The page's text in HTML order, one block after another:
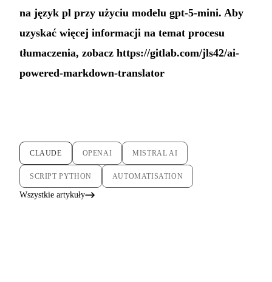
na język pl przy użyciu modelu gpt-5-mini. Aby
uzyskać więcej informacji na temat procesu
tłumaczenia, zobacz https://gitlab.com/jls42/ai-
powered-markdown-translator
CLAUDE OPENAI MISTRAL AI
SCRIPT PYTHON AUTOMATISATION
Wszystkie artykuły